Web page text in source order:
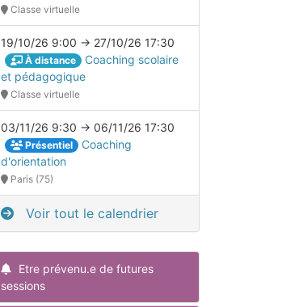
Classe virtuelle
19/10/26 9:00 → 27/10/26 17:30
À distance
Coaching scolaire
et pédagogique
Classe virtuelle
03/11/26 9:30 → 06/11/26 17:30
Présentiel
Coaching
d'orientation
Paris (75)
Voir tout le calendrier
Etre prévenu.e de futures
sessions